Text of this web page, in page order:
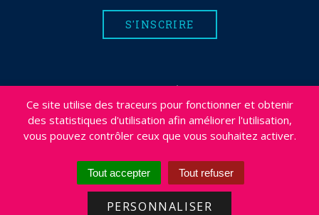
Ce site utilise des traceurs pour fonctionner et obtenir
des statistiques d'utilisation afin améliorer l'utilisation,
vous pouvez contrôler ceux que vous souhaitez activer.
Tout accepter Tout refuser
PERSONNALISER
S'INSCRIRE
PLAN DU SITE
CRÉDITS
PROJETS
DÉSABONNEMENT NEWSLETTER
ACCESSIBILITÉ : NON CONFORME